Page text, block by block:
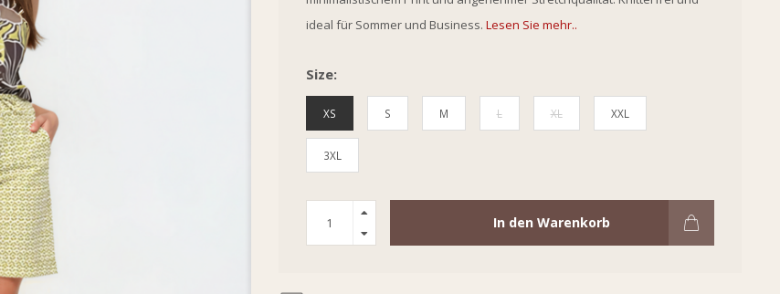
ideal für Sommer und Business. Lesen Sie mehr..
Size:
XS S M L XL XXL
3XL
In den Warenkorb